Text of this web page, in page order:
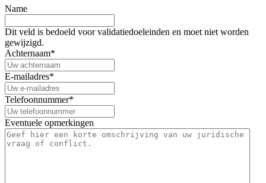
Name
Dit veld is bedoeld voor validatiedoeleinden en moet niet worden
gewijzigd.
Achternaam*
E-mailadres*
Telefoonnummer*
Eventuele opmerkingen